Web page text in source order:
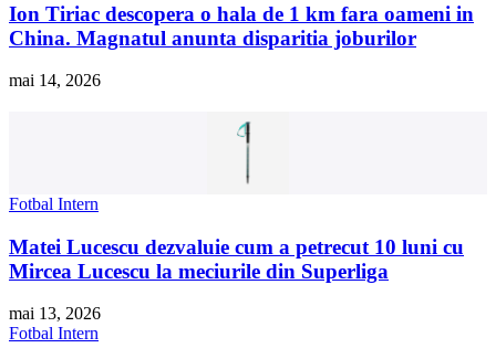
Ion Tiriac descopera o hala de 1 km fara oameni in
China. Magnatul anunta disparitia joburilor
mai 14, 2026
Băț drumeție 100-145cm, MH500 Albastru Copii
Fotbal Intern
Matei Lucescu dezvaluie cum a petrecut 10 luni cu
Mircea Lucescu la meciurile din Superliga
mai 13, 2026
Fotbal Intern